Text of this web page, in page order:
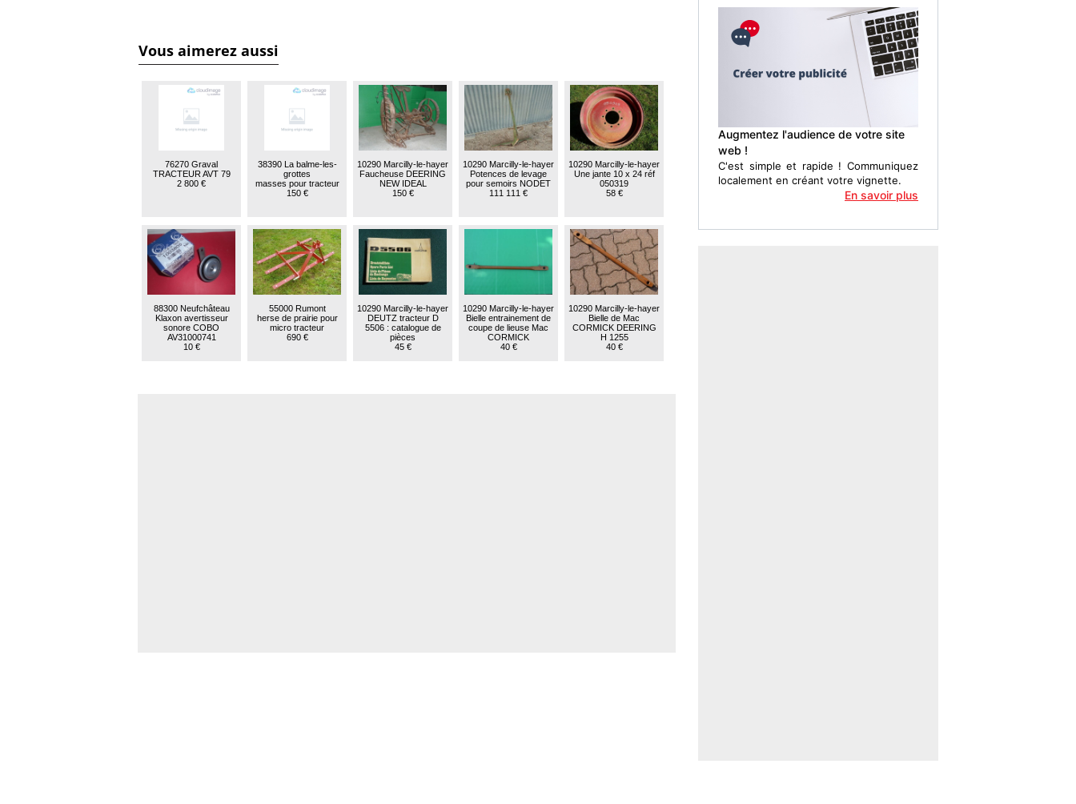
Vous aimerez aussi
76270 Graval
TRACTEUR AVT 79
2 800 €
38390 La balme-les-
grottes
masses pour tracteur
150 €
10290 Marcilly-le-hayer
Faucheuse DEERING
NEW IDEAL
150 €
10290 Marcilly-le-hayer
Potences de levage
pour semoirs NODET
111 111 €
10290 Marcilly-le-hayer
Une jante 10 x 24 réf
050319
58 €
88300 Neufchâteau
Klaxon avertisseur
sonore COBO
AV31000741
10 €
55000 Rumont
herse de prairie pour
micro tracteur
690 €
10290 Marcilly-le-hayer
DEUTZ tracteur D
5506 : catalogue de
pièces
45 €
10290 Marcilly-le-hayer
Bielle entrainement de
coupe de lieuse Mac
CORMICK
40 €
10290 Marcilly-le-hayer
Bielle de Mac
CORMICK DEERING
H 1255
40 €
Augmentez l'audience de votre site
web !
C'est simple et rapide ! Communiquez
localement en créant votre vignette.
En savoir plus